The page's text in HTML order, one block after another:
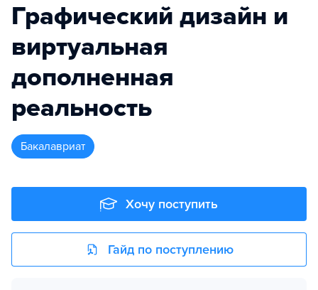
Графический дизайн и
виртуальная
дополненная
реальность
бакалавриат
Хочу поступить
Гайд по поступлению